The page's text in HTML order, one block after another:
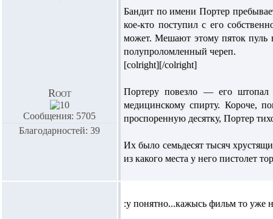
Root
Сообщения: 5705
Благодарностей: 39
Бандит по имени Портер
кое-кто поступил с его
может. Мешают этому пяток пуль
полупроломленный череп.
[colright][/colright]
Портеру повезло — его штопал
медицинскому спирту. Короче,
проспоренную десятку, Портер
Их было семьдесят тысяч
из какого места у него пистолет
:y понятно...кажысь фильм то уже